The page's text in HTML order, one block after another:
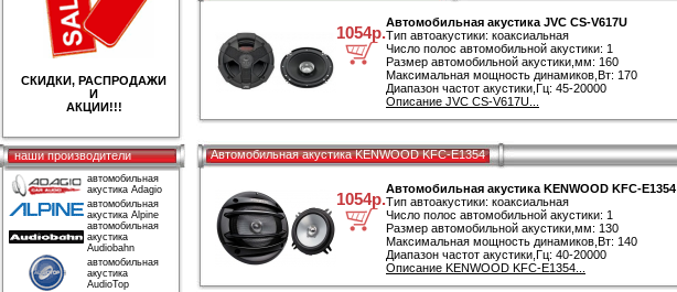
СКИДКИ, РАСПРОДАЖИ
И
АКЦИИ!!!
наши производители
автомобильная
акустика Adagio
автомобильная
акустика Alpine
автомобильная
акустика
Audiobahn
автомобильная
акустика
AudioTop
1054р.
Автомобильная акустика JVC CS-V617U
Тип автоакустики: коаксиальная
Число полос автомобильной акустики: 1
Размер автомобильной акустики,мм: 160
Максимальная мощность динамиков,Вт: 170
Диапазон частот акустики,Гц: 45-20000
Описание JVC CS-V617U...
Автомобильная акустика KENWOOD KFC-E1354
1054р.
Автомобильная акустика KENWOOD KFC-E1354
Тип автоакустики: коаксиальная
Число полос автомобильной акустики: 1
Размер автомобильной акустики,мм: 130
Максимальная мощность динамиков,Вт: 140
Диапазон частот акустики,Гц: 40-20000
Описание KENWOOD KFC-E1354...